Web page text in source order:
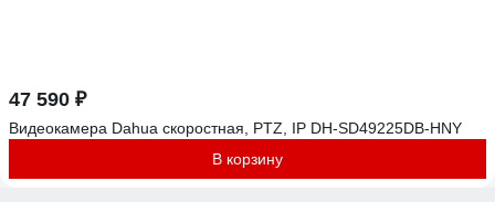
47 590 ₽
Видеокамера Dahua скоростная, PTZ, IP DH-SD49225DB-HNY
В корзину